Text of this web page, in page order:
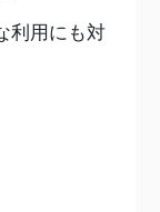
利用にも対